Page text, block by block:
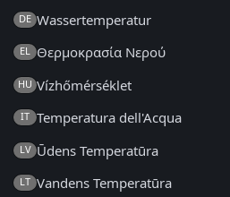
DE Wassertemperatur
EL Θερμοκρασία Νερού
HU Vízhőmérséklet
IT Temperatura dell'Acqua
LV Ūdens Temperatūra
LT Vandens Temperatūra